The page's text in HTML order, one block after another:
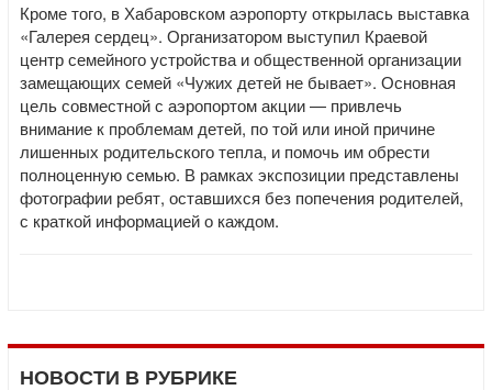
Кроме того, в Хабаровском аэропорту открылась выставка
«Галерея сердец». Организатором выступил Краевой
центр семейного устройства и общественной организации
замещающих семей «Чужих детей не бывает». Основная
цель совместной с аэропортом акции — привлечь
внимание к проблемам детей, по той или иной причине
лишенных родительского тепла, и помочь им обрести
полноценную семью. В рамках экспозиции представлены
фотографии ребят, оставшихся без попечения родителей,
с краткой информацией о каждом.
НОВОСТИ В РУБРИКЕ